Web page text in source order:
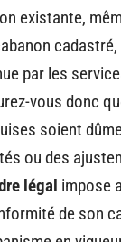
existante,
par les
vous donc
soient
ou des
légal impose
de son